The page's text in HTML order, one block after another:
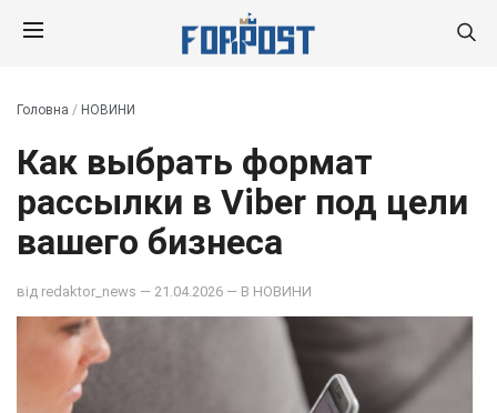
Головна / НОВИНИ
Как выбрать формат
рассылки в Viber под цели
вашего бизнеса
від redaktor_news — 21.04.2026 — В НОВИНИ